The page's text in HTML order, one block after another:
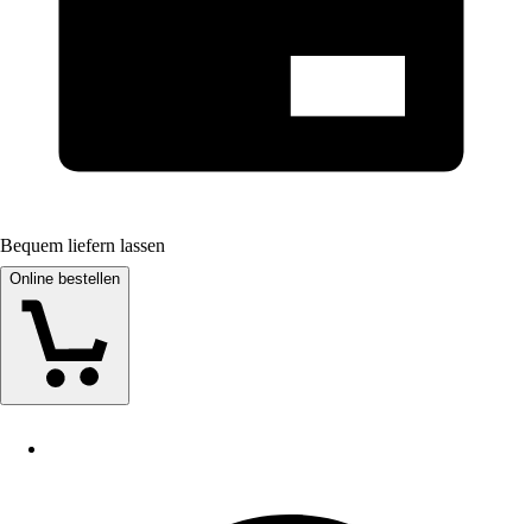
Bequem liefern lassen
Online bestellen